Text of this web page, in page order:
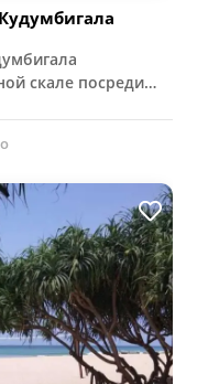
скале посреди…